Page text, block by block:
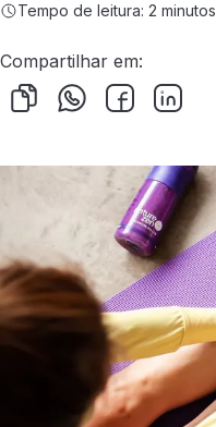
Tempo de leitura: 2 minutos
Compartilhar em: